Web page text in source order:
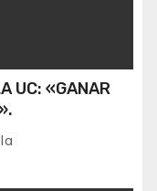
UC: «GANAR